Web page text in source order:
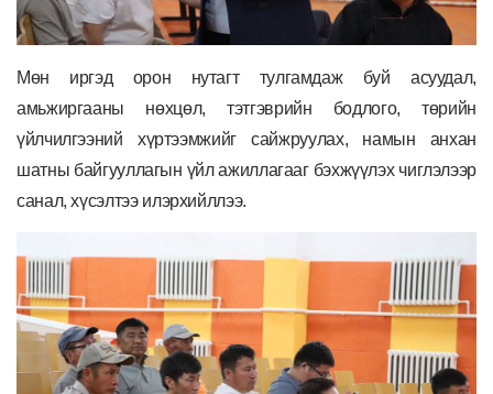
Мөн иргэд орон нутагт тулгамдаж буй асуудал,
амьжиргааны нөхцөл, тэтгэврийн бодлого, төрийн
үйлчилгээний хүртээмжийг сайжруулах, намын анхан
шатны байгууллагын үйл ажиллагааг бэхжүүлэх чиглэлээр
санал, хүсэлтээ илэрхийллээ.